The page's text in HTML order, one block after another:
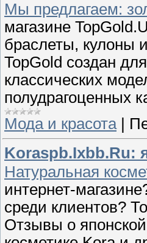
Мы предлагаем:
магазине
браслеты, кулоны
TopGold создан
классических
полудрагоценных
Мода и красота|
Koraspb.Ixbb.Ru:
Натуральная
интернет-
среди клиентов?
Отзывы о